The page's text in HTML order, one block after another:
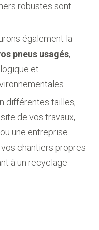
robustes sont
également la
pneus usagés,
et
différentes tailles,
de vos travaux,
une entreprise.
chantiers propres
à un recyclage